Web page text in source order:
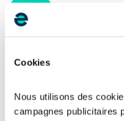
Cookies
Nous utilisons des
campagnes publicitaires
93290 Tremblay-en-